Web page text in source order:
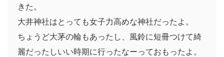
きた。
大井神社はとっても女子力高めな神社だったよ。
ちょうど大茅の輪もあったし、風鈴に短冊つけて綺
麗だったしいい時期に行ったなーっておもったよ。